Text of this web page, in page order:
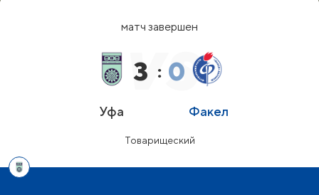
матч завершен
Уфа
3 : 0
Факел
Товарищеский